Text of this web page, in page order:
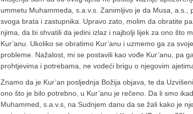
ummetu Muhammeda, s.a.v.s. Zanimljivo je da Musa,
svoga brata i zastupnika. Upravo zato, molim da obratite
njima, da bi shvatili da jedini izlaz i najbolji lijek za ono što
Kur’anu. Ukoliko se obratimo Kur’anu i uzmemo ga za
probleme. Nažalost, mi se postavili kao vođe Kur’anu, pa
prohtjevima i potrebama, ne vodeći brigu o njegovim
Znamo da je Kur’an posljednja Božija objava, te da
ono što je bilo potrebno, u Kur’anu je rečeno. Da li smo
Muhammed, s.a.v.s, na Sudnjem danu da se žali kako je